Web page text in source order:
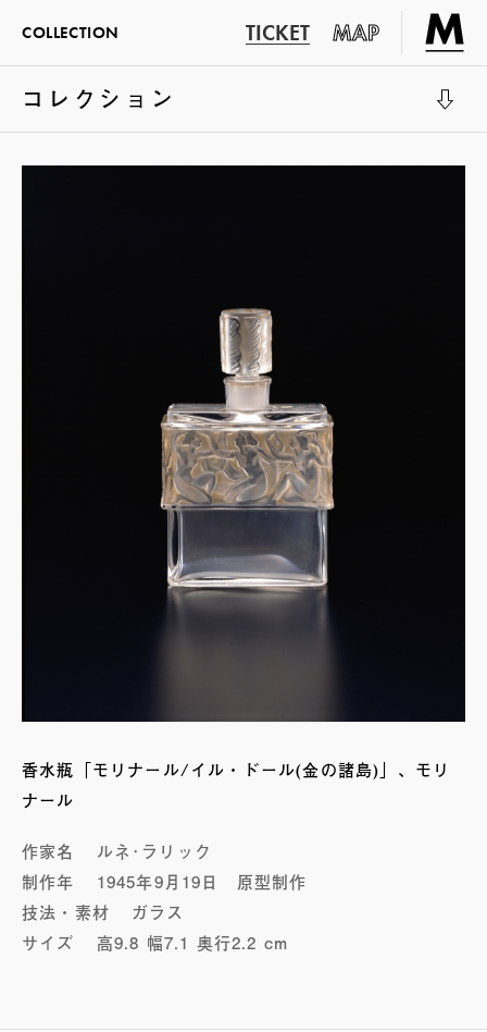
COLLECTION TICKET MAP
コレクション
展示室1
香水瓶「モリナール/イル・ドール(金の諸島)」、モリ
ナール
作家名
ルネ･ラリック
制作年
1945年9月19日 原型制作
技法・素材
ガラス
サイズ
高9.8 幅7.1 奥行2.2 cm